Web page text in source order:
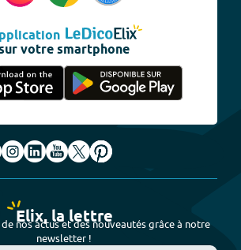
votre smartphone
Elix, la lettre
nos actus et des nouveautés grâce à notre
newsletter !